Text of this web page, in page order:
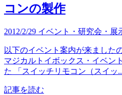
コンの製作
2012/2/29 イベント・研究会・展
以下のイベント案内が来ました
マジカルトイボックス・イベン
た 「スイッチリモコン（スイッ
記事を読む